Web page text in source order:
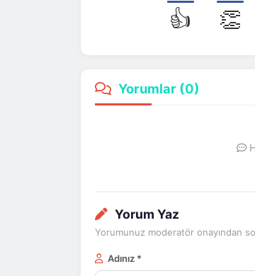
👍 👏
Yorumlar (0)
Yorum Yaz
Yorumunuz moderatör onayından
Adınız *